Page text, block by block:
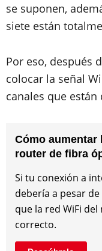
se suponen,
siete están
Por eso, después
colocar la señal
canales que están
Cómo aumentar
router de fibra
Si tu conexión a
debería a pesar
que la red WiFi
correcto.